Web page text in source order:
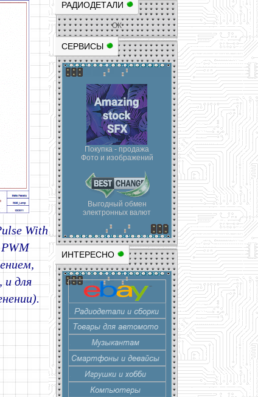
РАДИОДЕТАЛИ
ОК
СЕРВИСЫ
Покупка - продажа
Фото и изображений
Выгодный обмен
электронных валют
ИНТЕРЕСНО
With
и для